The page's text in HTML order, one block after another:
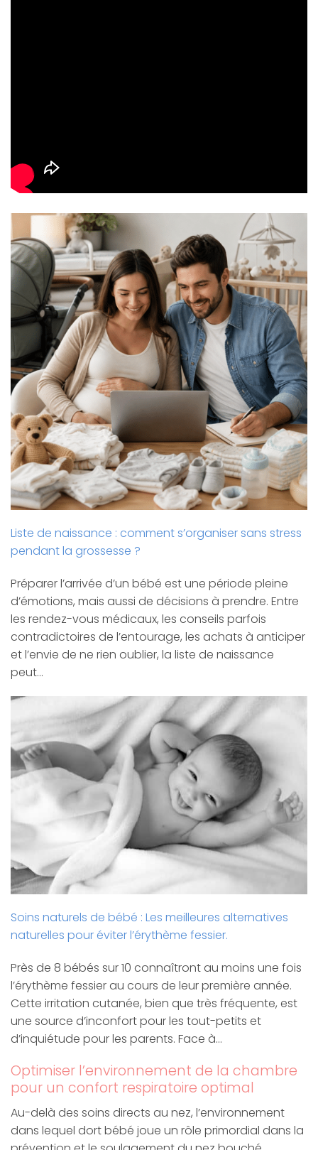
Liste de naissance : comment s’organiser sans stress
pendant la grossesse ?
Préparer l’arrivée d’un bébé est une période pleine
d’émotions, mais aussi de décisions à prendre. Entre
les rendez-vous médicaux, les conseils parfois
contradictoires de l’entourage, les achats à anticiper
et l’envie de ne rien oublier, la liste de naissance
peut…
Soins naturels de bébé : Les meilleures alternatives
naturelles pour éviter l’érythème fessier.
Près de 8 bébés sur 10 connaîtront au moins une fois
l’érythème fessier au cours de leur première année.
Cette irritation cutanée, bien que très fréquente, est
une source d’inconfort pour les tout-petits et
d’inquiétude pour les parents. Face à…
Optimiser l’environnement de la chambre
pour un confort respiratoire optimal
Au-delà des soins directs au nez, l’environnement
dans lequel dort bébé joue un rôle primordial dans la